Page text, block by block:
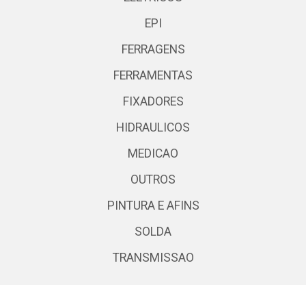
EPI
FERRAGENS
FERRAMENTAS
FIXADORES
HIDRAULICOS
MEDICAO
OUTROS
PINTURA E AFINS
SOLDA
TRANSMISSAO